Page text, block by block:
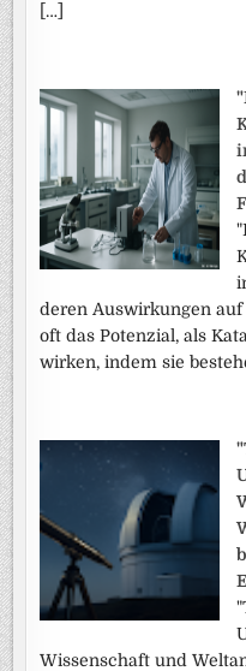
[…]
deren Auswirkungen auf
oft das Potenzial, als
wirken, indem sie
Wissenschaft und